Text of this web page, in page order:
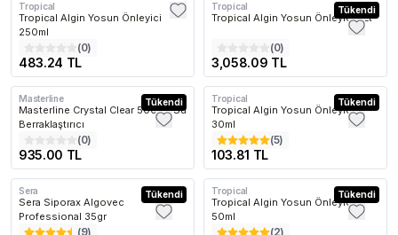
Tropical
Tropical Algin Yosun Önleyici
250ml
(0)
483.24 TL
Kargo Bedava Tükendi
Tropical
Tropical Algin Yosun Önleyici 2Lt
(0)
3,058.09 TL
Kargo Bedava Tükendi
Masterline
Masterline Crystal Clear 500 ml Su
Berraklaştırıcı
(0)
935.00 TL
Tükendi
Tropical
Tropical Algin Yosun Önleyici
30ml
(5)
103.81 TL
En Çok Favorilenen En Çok Favorilenen En
Tükendi
Sera
Sera Siporax Algovec
Professional 35gr
(9)
Tükendi
Tropical
Tropical Algin Yosun Önleyici
50ml
(2)